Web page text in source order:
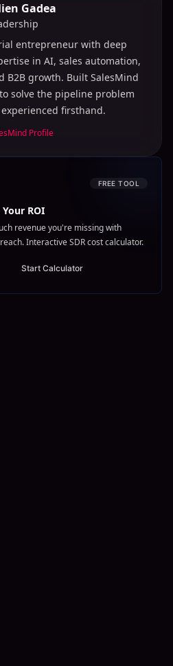
Gadea
entrepreneur with deep
in AI, sales automation,
B2B growth. Built SalesMind
solve the pipeline problem
firsthand.
Profile
FREE TOOL
ROI
revenue you're missing with
Interactive SDR cost calculator.
Start Calculator